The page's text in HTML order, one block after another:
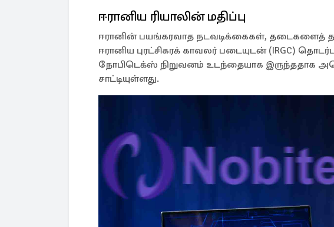
ஈரானிய ரியாலின் மதிப்பு
ஈரானின் பயங்கரவாத நடவடிக்கைகள், தடைகளைத்
ஈரானிய புரட்சிகரக் காவலர் படையுடன் (IRGC)
நோபிடெக்ஸ் நிறுவனம் உடந்தையாக இருந்ததாக
சாட்டியுள்ளது.